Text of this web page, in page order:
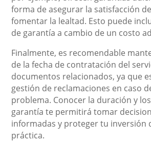
forma de asegurar la satisfacción
fomentar la lealtad. Esto puede
de garantía a cambio de un costo
Finalmente, es recomendable
de la fecha de contratación del
documentos relacionados, ya que
gestión de reclamaciones en caso
problema. Conocer la duración y
garantía te permitirá tomar
informadas y proteger tu inversión
práctica.